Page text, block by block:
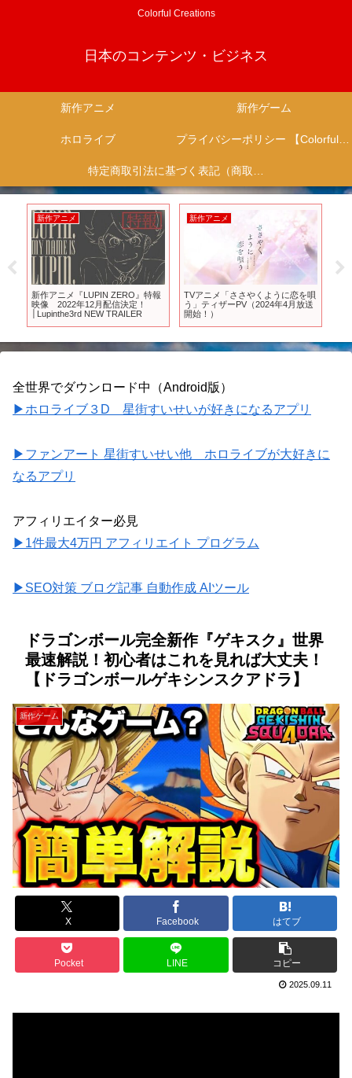
Colorful Creations
日本のコンテンツ・ビジネス
新作アニメ 新作ゲーム
ホロライブ プライバシーポリシー 【Colorful Creation】
特定商取引法に基づく表記（商取引に関する開示）
新作アニメ
新作アニメ『LUPIN ZERO』特報
映像 2022年12月配信決定！
│Lupinthe3rd NEW TRAILER
新作アニメ
TVアニメ「ささやくように恋を唄
う」ティザーPV（2024年4月放送
開始！）
全世界でダウンロード中（Android版）
▶ホロライブ３D 星街すいせいが好きになるアプリ
▶ファンアート 星街すいせい他 ホロライブが大好きに
なるアプリ
アフィリエイター必見
▶1件最大4万円 アフィリエイト プログラム
▶SEO対策 ブログ記事 自動作成 AIツール
ドラゴンボール完全新作『ゲキスク』世界
最速解説！初心者はこれを見れば大丈夫！
【ドラゴンボールゲキシンスクアドラ】
新作ゲーム
X Facebook はてブ
Pocket LINE コピー
2025.09.11